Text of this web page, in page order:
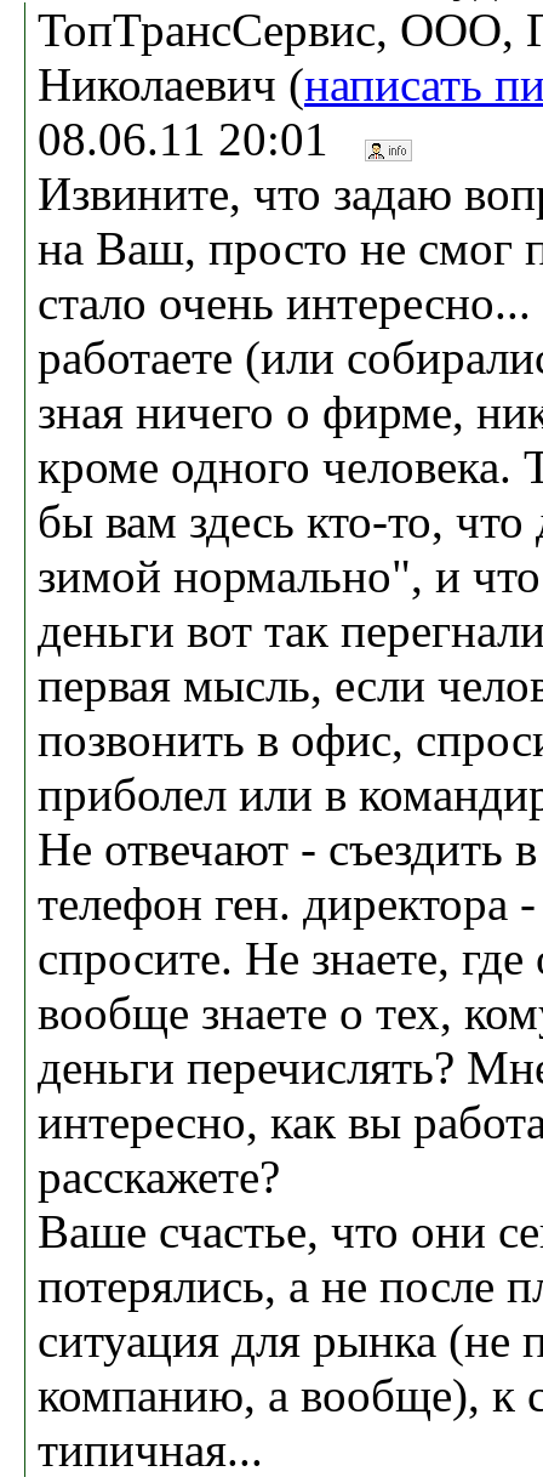
ТопТрансСервис, ООО,
Николаевич (написать
08.06.11 20:01
Извините, что задаю
на Ваш, просто не смог
стало очень
работаете (или
зная ничего о фирме,
кроме одного человека.
бы вам здесь кто-то, что
зимой нормально", и
деньги вот так
первая мысль, если
позвонить в офис,
приболел или в
Не отвечают - съездить
телефон ген. директора
спросите. Не знаете,
вообще знаете о тех,
деньги перечислять?
интересно, как вы
расскажете?
Ваше счастье, что они
потерялись, а не после
ситуация для рынка (не
компанию, а вообще), к
типичная...